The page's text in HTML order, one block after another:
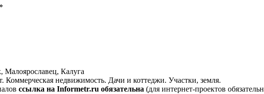
Малоярославец, Калуга
Коммерческая недвижимость. Дачи и коттеджи. Участки, земля.
ссылка на Informetr.ru обязательна (для интернет-проектов